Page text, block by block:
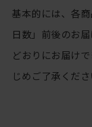
基本的には、各
日数」前後のお
どおりにお届け
じめご了承くださ